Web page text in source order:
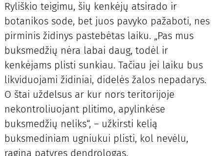
Ryliškio teigimu, šių kenkėjų atsirado ir
botanikos sode, bet juos pavyko pažaboti, nes
pirminis židinys pastebėtas laiku. „Pas mus
buksmedžių nėra labai daug, todėl ir
kenkėjams plisti sunkiau. Tačiau jei laiku bus
likviduojami židiniai, didelės žalos nepadarys.
O štai uždelsus ar kur nors teritorijoje
nekontroliuojant plitimo, apylinkėse
buksmedžių neliks“, – užkirsti kelią
buksmediniam ugniukui plisti, kol nevėlu,
ragina patyręs dendrologas.